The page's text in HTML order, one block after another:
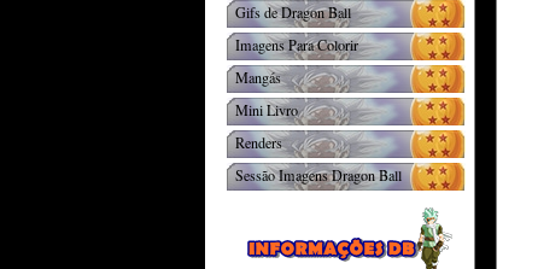
Gifs de Dragon Ball
Imagens Para Colorir
Mangás
Mini Livro
Renders
Sessão Imagens Dragon Ball